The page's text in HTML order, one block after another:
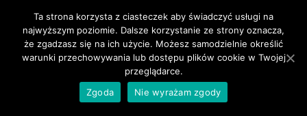
Ta strona korzysta z ciasteczek aby świadczyć usługi na
najwyższym poziomie. Dalsze korzystanie ze strony oznacza,
że zgadzasz się na ich użycie. Możesz samodzielnie określić
warunki przechowywania lub dostępu plików cookie w Twojej
przeglądarce.
Zgoda
Nie wyrażam zgody